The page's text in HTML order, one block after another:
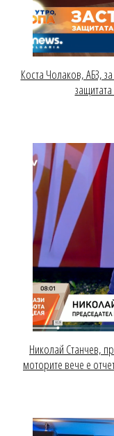
Коста Чолаков, АБЗ,
Николай Станчев,
моторите вече е